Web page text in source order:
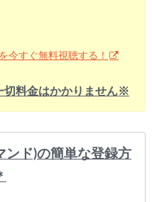
を今すぐ無料視聴する！
切料金はかかりません※
ンド)の簡単な登録方